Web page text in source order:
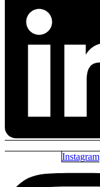
Instagram